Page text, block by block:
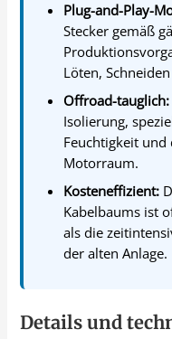
Plug-and-Play-
Stecker gemäß
Löten,
Offroad-tauglich:
Isolierung,
Feuchtigkeit
Motorraum.
Kosteneffizient:
Kabelbaums ist
als die
der alten Anlage.
Details und